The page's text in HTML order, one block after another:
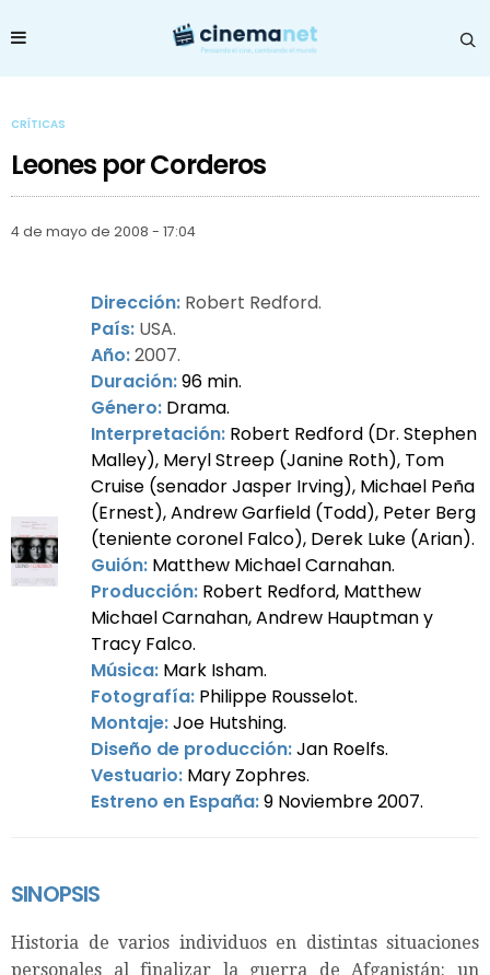
CRÍTICAS
Leones por Corderos
4 de mayo de 2008 - 17:04
Dirección: Robert Redford.
País: USA.
Año:2007.
Duración:96 min.
Género: Drama.
Interpretación: Robert Redford (Dr. Stephen
Malley), Meryl Streep (Janine Roth), Tom
Cruise (senador Jasper Irving), Michael Peña
(Ernest), Andrew Garfield (Todd), Peter Berg
(teniente coronel Falco), Derek Luke (Arian).
Guión: Matthew Michael Carnahan.
Producción: Robert Redford, Matthew
Michael Carnahan, Andrew Hauptman y
Tracy Falco.
Música: Mark Isham.
Fotografía: Philippe Rousselot.
Montaje:Joe Hutshing.
Diseño de producción:Jan Roelfs.
Vestuario: Mary Zophres.
Estreno en España:9 Noviembre 2007.
SINOPSIS
Historia de varios individuos en distintas situaciones
personales al finalizar la guerra de Afganistán: un